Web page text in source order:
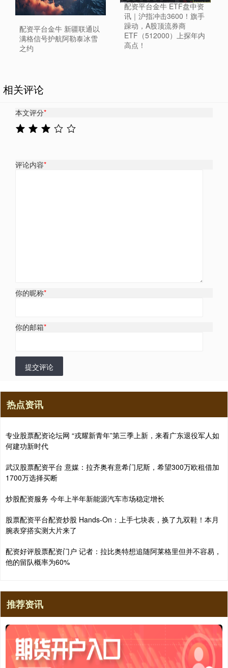
配资平台金牛 新疆联通以
满格信号护航阿勒泰冰雪
之约
配资平台金牛 ETF盘中资
讯｜沪指冲击3600！旗手
躁动，A股顶流券商
ETF（512000）上探年内
高点！
相关评论
本文评分*
评论内容*
你的昵称*
你的邮箱*
提交评论
热点资讯
专业股票配资论坛网 “戎耀新青年”第三季上新，来看广东退役军人如
何建功新时代
武汉股票配资平台 意媒：拉齐奥有意希门尼斯，希望300万欧租借加
1700万选择买断
炒股配资服务 今年上半年新能源汽车市场稳定增长
股票配资平台配资炒股 Hands-On：上手七块表，换了九双鞋！本月
腕表穿搭实测大片来了
配资好评股票配资门户 记者：拉比奥特想追随阿莱格里但并不容易，
他的留队概率为60%
推荐资讯